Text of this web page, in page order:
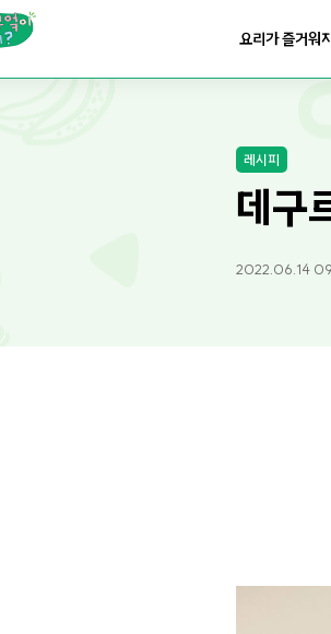
요리가 즐거워
레시피
데구
2022.06.14